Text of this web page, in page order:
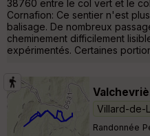
38760 entre le col vert et le
Cornafion: Ce sentier n'est
balisage. De nombreux
cheminement difficilement
expérimentés. Certaines
Villard-de-
Randonnée